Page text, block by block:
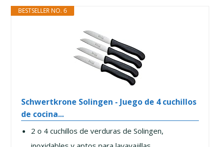
BESTSELLER NO. 6
Schwertkrone Solingen - Juego de 4 cuchillos
de cocina...
2 o 4 cuchillos de verduras de Solingen,